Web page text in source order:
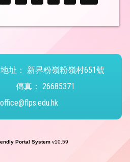
地址：
新界粉嶺粉嶺村651號
傳真： 26685371
office@flps.edu.hk
Portal System v10.59